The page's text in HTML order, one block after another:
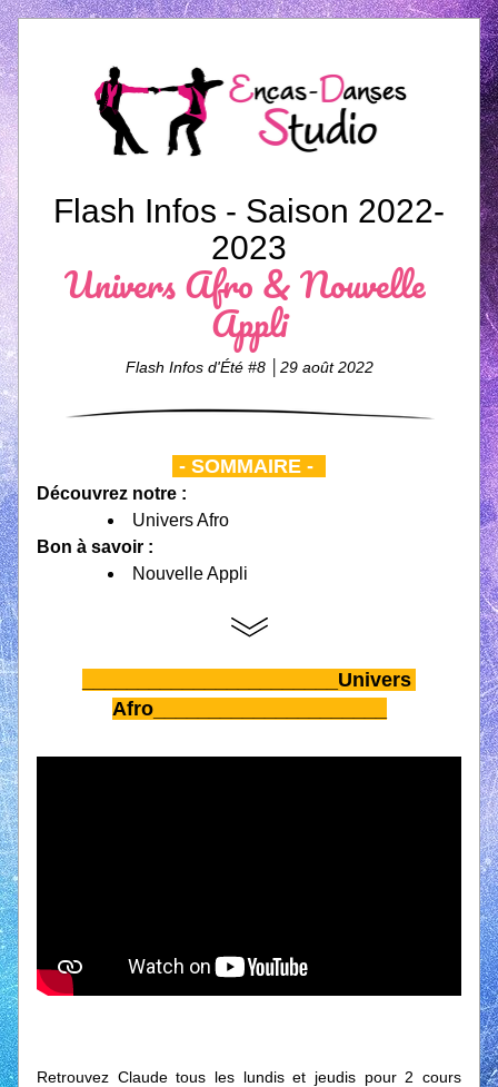
Flash Infos - Saison 2022-
2023
Univers Afro & Nouvelle
Appli
Flash Infos d'Été #8 │29 août 2022
- SOMMAIRE -
Découvrez notre :
Univers Afro
Bon à savoir :
Nouvelle Appli
_______________________Univers
Afro_____________________
Retrouvez Claude tous les lundis et jeudis pour 2 cours